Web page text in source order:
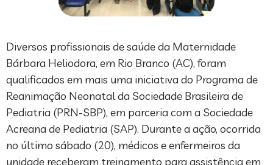
Diversos profissionais de saúde da Maternidade
Bárbara Heliodora, em Rio Branco (AC), foram
qualificados em mais uma iniciativa do Programa de
Reanimação Neonatal da Sociedade Brasileira de
Pediatria (PRN-SBP), em parceria com a Sociedade
Acreana de Pediatria (SAP). Durante a ação, ocorrida
no último sábado (20), médicos e enfermeiros da
unidade receberam treinamento para assistência em